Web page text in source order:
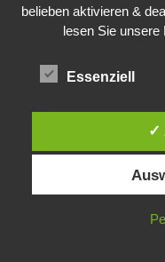
Was ist
24.
Diese Website verwendet
Website stimmst du der
belieben aktivieren &
lesen Sie
Essenziell
✓